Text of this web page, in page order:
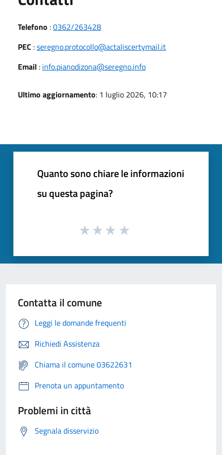
Telefono :0362/263428
PEC :seregno.protocollo@actaliscertymail.it
Email : info.pianodizona@seregno.info
Ultimo aggiornamento: 1 luglio 2026, 10:17
Quanto sono chiare le informazioni
su questa pagina?
Contatta il comune
Leggi le domande frequenti
Richiedi Assistenza
Chiama il comune 03622631
Prenota un appuntamento
Problemi in città
Segnala disservizio